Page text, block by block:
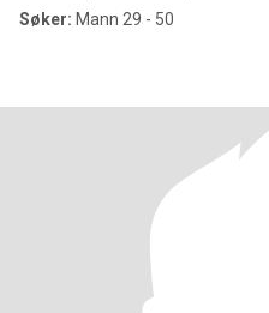
Søker: Mann 29 - 50